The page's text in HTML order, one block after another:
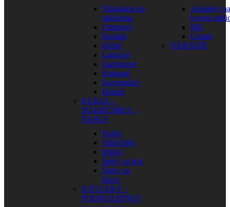
Vkladacie do
oblečenia
Chrbtové
Hrudné
Krčné
Lakťové
Ľadvinové
Kolenné
Korytnačky
Detské
KUKLY –
NÁKRČNÍKY –
ŠATKY
Kukly
Nákrčníky
Masky
Šatky na krk
Šatky na
hlavu
NÁVLEKY –
PODKOLIENKY
Adaptéry na
kyvnú
MX
Cestné
NÁRADIE